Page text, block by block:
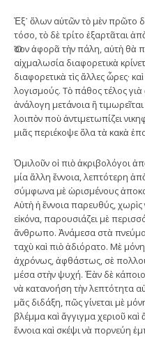
Ἐξ᾿ ὅλων αὐτῶν τὸ μὲν πρῶτο
τόσο, τὸ δὲ τρίτο ἐξαρτᾶται
Ὅσον ἀφορᾶ τὴν πάλη, αὐτὴ θὰ
αἰχμαλωσία διαφορετικὰ
διαφορετικὰ τὶς ἄλλες ὧρες·
λογισμούς. Τὸ πάθος τέλος γιὰ
ἀνάλογη μετάνοια ἢ
λοιπὸν ποὺ ἀντιμετωπίζει
μιᾶς περιέκοψε ὅλα τὰ κακὰ
Ὁμιλοῦν οἱ πιὸ ἀκριβολόγοι
μία ἄλλη ἔννοια, λεπτότερη
σύμφωνα μὲ ὡρισμένους
Αὐτὴ ἡ ἔννοια παρευθύς,
εἰκόνα, παρουσιάζει μὲ
ἄνθρωπο. Ἀνάμεσα στὰ
ταχὺ καὶ πιὸ ἀδιόρατο. Μὲ
ἀχρόνως, ἀφθάστως, σὲ
μέσα στὴν ψυχή. Ἐὰν δὲ
νὰ κατανοήση τὴν λεπτότητα
μᾶς διδάξη, πῶς γίνεται μὲ
βλέμμα καὶ ἄγγιγμα χεριοῦ
ἔννοια καὶ σκέψι νὰ πορνεύη